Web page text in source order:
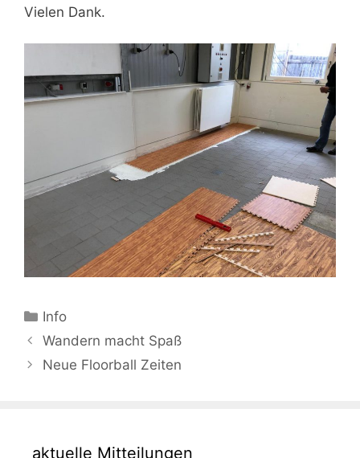
Vielen Dank.
Kategorien
Info
Beitrags-
Navigation
Wandern macht Spaß
Neue Floorball Zeiten
aktuelle Mitteilungen